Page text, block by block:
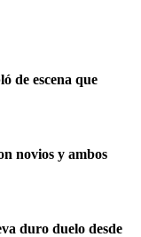
de escena que
novios y ambos
duro duelo desde